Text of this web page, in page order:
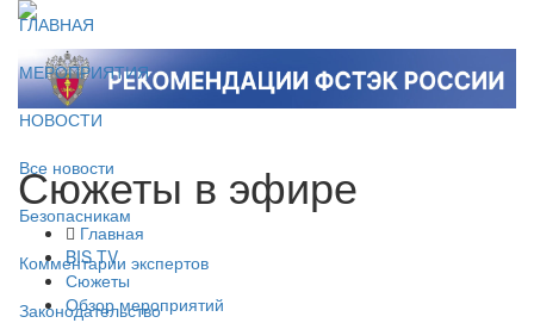
ГЛАВНАЯ
МЕРОПРИЯТИЯ
НОВОСТИ
Все новости
Безопасникам
Комментарии экспертов
Законодательство
Сюжеты в эфире
Главная
BIS TV
Сюжеты
Обзор мероприятий